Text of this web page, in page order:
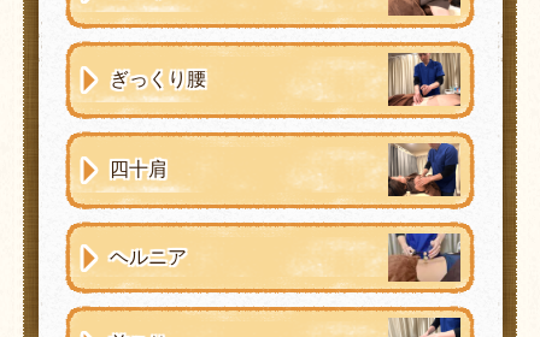
ぎっくり腰
四十肩
ヘルニア